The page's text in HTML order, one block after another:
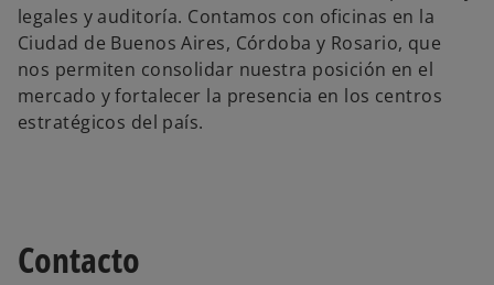
legales y auditoría. Contamos con oficinas en la
Ciudad de Buenos Aires, Córdoba y Rosario, que
nos permiten consolidar nuestra posición en el
mercado y fortalecer la presencia en los centros
estratégicos del país.
Contacto